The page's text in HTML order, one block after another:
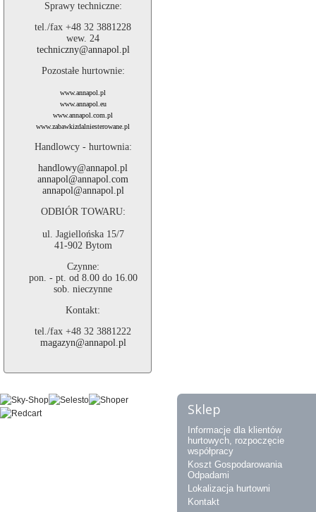
Sprawy techniczne:
tel./fax +48 32 3881228
wew. 24
techniczny@annapol.pl
Pozostałe hurtownie:
www.annapol.pl
www.annapol.eu
www.annapol.com.pl
www.zabawkizdalniesterowane.pl
Handlowcy - hurtownia:
handlowy@annapol.pl
annapol@annapol.com
annapol@annapol.pl
ODBIÓR TOWARU:
ul. Jagiellońska 15/7
41-902 Bytom
Czynne:
pon. - pt. od 8.00 do 16.00
sob. nieczynne
Kontakt:
tel./fax +48 32 3881222
magazyn@annapol.pl
Sklep
Informacje dla klientów
hurtowych, rozpoczęcie
współpracy
Koszt Gospodarowania
Odpadami
Lokalizacja hurtowni
Kontakt